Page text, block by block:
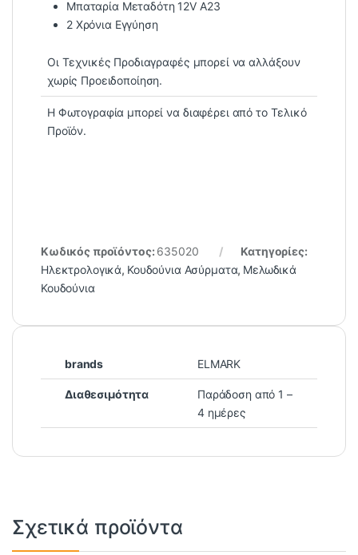
Μπαταρία Μεταδότη 12V A23
2 Χρόνια Εγγύηση
Οι Τεχνικές Προδιαγραφές μπορεί να αλλάξουν
χωρίς Προειδοποίηση.
Η Φωτογραφία μπορεί να διαφέρει από το Τελικό
Προϊόν.
Κωδικός προϊόντος: 635020
Κατηγορίες:
Ηλεκτρολογικά, Κουδούνια Ασύρματα, Μελωδικά
Κουδούνια
brands ELMARK
Διαθεσιμότητα
Παράδοση από 1 –
4 ημέρες
Σχετικά προϊόντα